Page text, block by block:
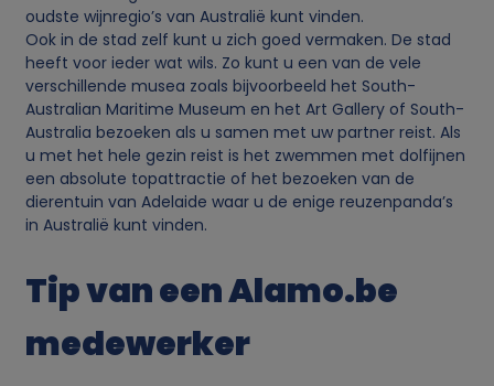
oudste wijnregio’s van Australië kunt vinden.
Ook in de stad zelf kunt u zich goed vermaken. De stad
heeft voor ieder wat wils. Zo kunt u een van de vele
verschillende musea zoals bijvoorbeeld het South-
Australian Maritime Museum en het Art Gallery of South-
Australia bezoeken als u samen met uw partner reist. Als
u met het hele gezin reist is het zwemmen met dolfijnen
een absolute topattractie of het bezoeken van de
dierentuin van Adelaide waar u de enige reuzenpanda’s
in Australië kunt vinden.
Tip van een Alamo.be
medewerker
c
o
o
k
e